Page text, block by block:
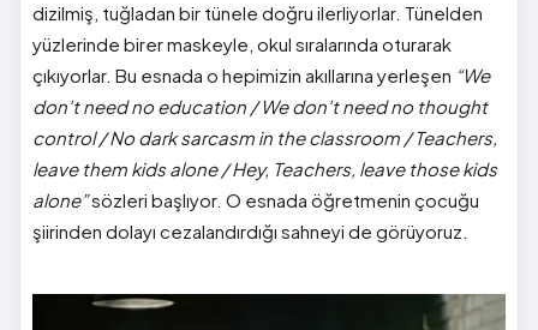
dizilmiş, tuğladan bir tünele doğru ilerliyorlar. Tünelden
yüzlerinde birer maskeyle, okul sıralarında oturarak
çıkıyorlar. Bu esnada o hepimizin akıllarına yerleşen “We
don't need no education / We don't need no thought
control / No dark sarcasm in the classroom / Teachers,
leave them kids alone / Hey, Teachers, leave those kids
alone”sözleri başlıyor. O esnada öğretmenin çocuğu
şiirinden dolayı cezalandırdığı sahneyi de görüyoruz.